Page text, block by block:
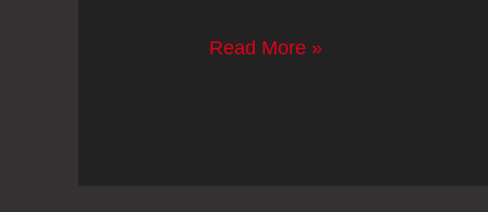
Unai
Read More »